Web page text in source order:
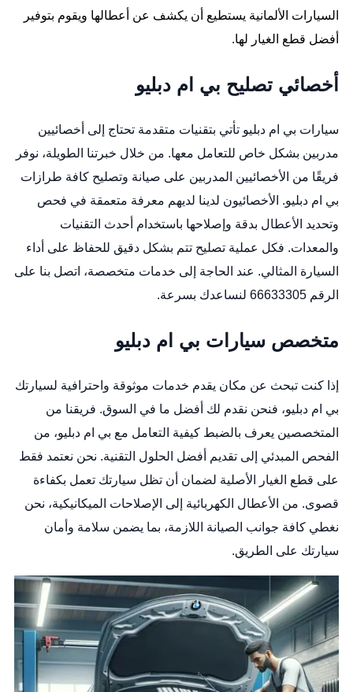
السيارات الألمانية يستطيع أن يكشف عن أعطالها ويقوم بتوفير
أفضل قطع الغيار لها.
أخصائي تصليح بي ام دبليو
سيارات بي ام دبليو تأتي بتقنيات متقدمة تحتاج إلى أخصائيين
مدربين بشكل خاص للتعامل معها. من خلال خبرتنا الطويلة، نوفر
فريقًا من الأخصائيين المدربين على صيانة وتصليح كافة طرازات
بي ام دبليو. الأخصائيون لدينا لديهم معرفة متعمقة في فحص
وتحديد الأعطال بدقة وإصلاحها باستخدام أحدث التقنيات
والمعدات. فكل عملية تصليح تتم بشكل دقيق للحفاظ على أداء
السيارة المثالي. عند الحاجة إلى خدمات متخصصة، اتصل بنا على
الرقم 66633305 لنساعدك بسرعة.
متخصص سيارات بي ام دبليو
إذا كنت تبحث عن مكان يقدم خدمات موثوقة واحترافية لسيارتك
بي ام دبليو، فنحن نقدم لك أفضل ما في السوق. فريقنا من
المتخصصين يعرف بالضبط كيفية التعامل مع بي ام دبليو، من
الفحص المبدئي إلى تقديم أفضل الحلول التقنية. نحن نعتمد فقط
على قطع الغيار الأصلية لضمان أن تظل سيارتك تعمل بكفاءة
قصوى. من الأعطال الكهربائية إلى الإصلاحات الميكانيكية، نحن
نغطي كافة جوانب الصيانة اللازمة، بما يضمن سلامة وأمان
سيارتك على الطريق.